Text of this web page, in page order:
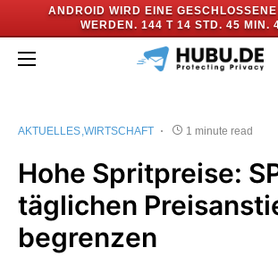
ANDROID WIRD EINE
WERDEN. 144 T 14 STD. 45 MIN.
AKTUELLES WIRTSCHAFT 1 minute read
Hohe Spritpreise:
täglichen
begrenzen